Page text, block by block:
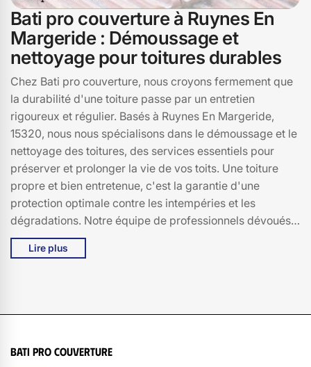
Bati pro couverture à Ruynes En
Margeride : Démoussage et
nettoyage pour toitures durables
Chez Bati pro couverture, nous croyons fermement que
la durabilité d'une toiture passe par un entretien
rigoureux et régulier. Basés à Ruynes En Margeride,
15320, nous nous spécialisons dans le démoussage et le
nettoyage des toitures, des services essentiels pour
préserver et prolonger la vie de vos toits. Une toiture
propre et bien entretenue, c'est la garantie d'une
protection optimale contre les intempéries et les
dégradations. Notre équipe de professionnels dévoués
utilise des techniques et des produits respectueux de
l'environnement pour éliminer les mousses, lichens et
tranquillité d'esprit. Faites confiance à Bati pro
Lire plus
Bati pro couverture